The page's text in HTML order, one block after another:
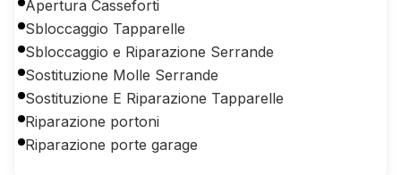
Apertura Casseforti
Sbloccaggio Tapparelle
Sbloccaggio e Riparazione Serrande
Sostituzione Molle Serrande
Sostituzione E Riparazione Tapparelle
Riparazione portoni
Riparazione porte garage